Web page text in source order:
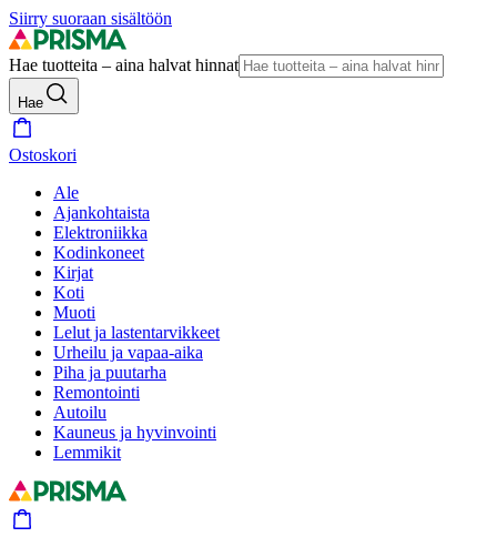
Siirry suoraan sisältöön
Hae tuotteita – aina halvat hinnat
Hae
Ostoskori
Ale
Ajankohtaista
Elektroniikka
Kodinkoneet
Kirjat
Koti
Muoti
Lelut ja lastentarvikkeet
Urheilu ja vapaa-aika
Piha ja puutarha
Remontointi
Autoilu
Kauneus ja hyvinvointi
Lemmikit